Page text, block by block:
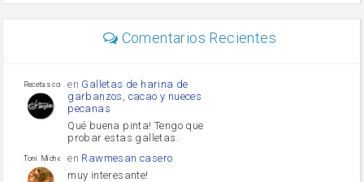
Comentarios Recientes
Recetas con sazon
en Galletas de harina de
garbanzos, cacao y nueces
pecanas
Qué buena pinta! Tengo que
probar estas galletas.
Toni Michel Caubet
en Rawmesan casero
muy interesante!